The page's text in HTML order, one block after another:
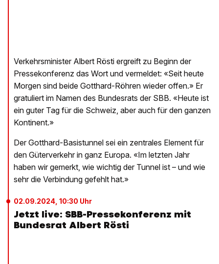
Verkehrsminister Albert Rösti ergreift zu Beginn der
Pressekonferenz das Wort und vermeldet: «Seit heute
Morgen sind beide Gotthard-Röhren wieder offen.» Er
gratuliert im Namen des Bundesrats der SBB. «Heute ist
ein guter Tag für die Schweiz, aber auch für den ganzen
Kontinent.»
Der Gotthard-Basistunnel sei ein zentrales Element für
den Güterverkehr in ganz Europa. «Im letzten Jahr
haben wir gemerkt, wie wichtig der Tunnel ist – und wie
sehr die Verbindung gefehlt hat.»
02.09.2024, 10:30 Uhr
Jetzt live: SBB-Pressekonferenz mit
Bundesrat Albert Rösti